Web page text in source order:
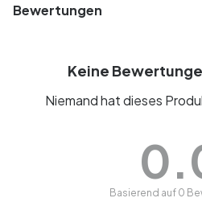
Bewertungen
Keine
Niemand hat dieses
Basierend auf 0